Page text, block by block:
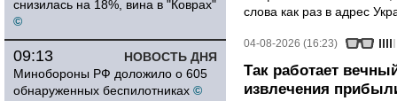
снизилась на 18%, вина в "Коврах"
©
НОВОСТЬ ДНЯ
09:13
Минобороны РФ доложило о 605
обнаруженных беспилотниках ©
слова как раз в адрес
04-08-2026 (16:23)
Так работает
извлечения